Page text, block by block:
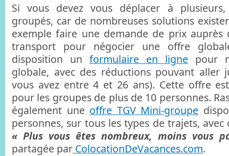
Si vous devez vous déplacer à
groupés, car de nombreuses solutions
exemple faire une demande de prix auprès
transport pour négocier une offre
disposition un formulaire en ligne pour
globale, avec des réductions pouvant aller
vous avez entre 4 et 26 ans). Cette offre
pour les groupes de plus de 10 personnes.
également une offre TGV Mini-groupe
personnes, sur tous les types de trajets, avec
« Plus vous êtes nombreux, moins vous
partagée par ColocationDeVacances.com.